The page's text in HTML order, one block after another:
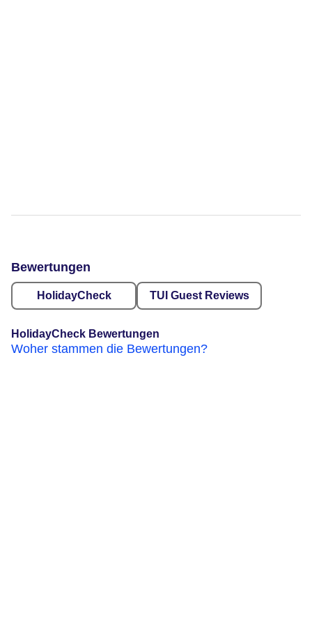
Bewertungen
HolidayCheck TUI Guest Reviews
HolidayCheck Bewertungen
Woher stammen die Bewertungen?